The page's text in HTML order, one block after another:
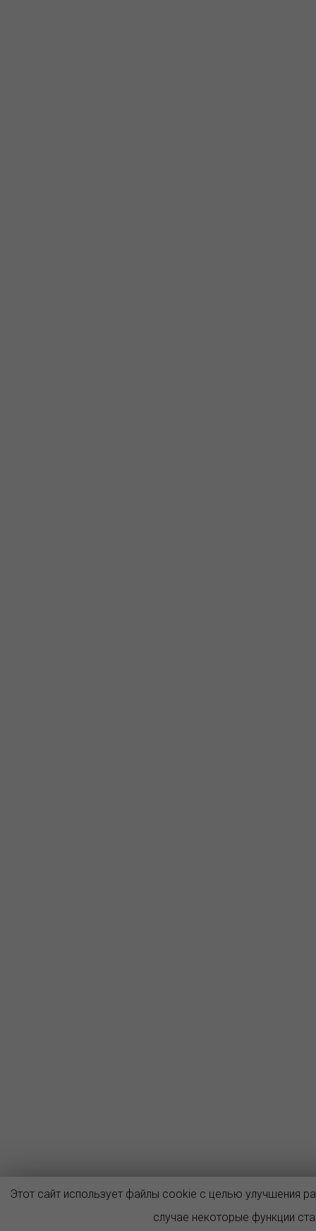
Этот сайт использует файлы cookie с целью улучшения
случае некоторые функции